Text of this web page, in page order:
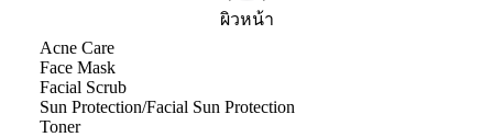
ผิวหน้า
Acne Care
Face Mask
Facial Scrub
Sun Protection/Facial Sun Protection
Toner